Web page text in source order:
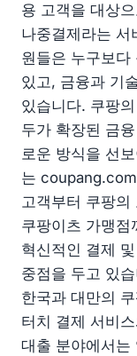
용 고객을 대상
나중결제라는 서
원들은 누구보다
있고, 금융과 기
있습니다. 쿠팡
두가 확장된 금
로운 방식을 선
는
고객부터 쿠팡의
쿠팡이츠 가맹점
혁신적인 결제
중점을 두고 있
한국과 대만의
터치 결제 서비
대출 분야에서는